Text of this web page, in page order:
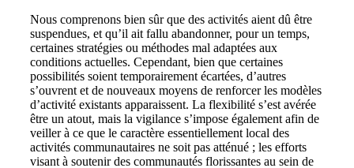
Nous comprenons bien sûr que des activités aient dû être
suspendues, et qu’il ait fallu abandonner, pour un temps,
certaines stratégies ou méthodes mal adaptées aux
conditions actuelles. Cependant, bien que certaines
possibilités soient temporairement écartées, d’autres
s’ouvrent et de nouveaux moyens de renforcer les modèles
d’activité existants apparaissent. La flexibilité s’est avérée
être un atout, mais la vigilance s’impose également afin de
veiller à ce que le caractère essentiellement local des
activités communautaires ne soit pas atténué ; les efforts
visant à soutenir des communautés florissantes au sein de